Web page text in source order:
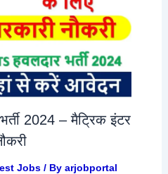
2024 – मैट्रिक इंटर
Jobs/ By arjobportal